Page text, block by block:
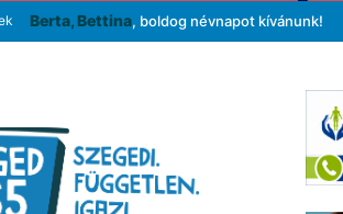
Berta, Bettina, boldog névnapot kívánunk!